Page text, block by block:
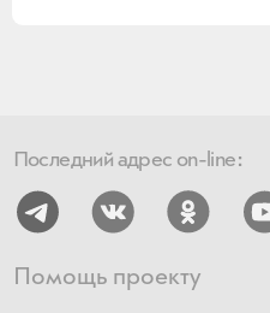
Последний адрес on-line:
Помощь проекту